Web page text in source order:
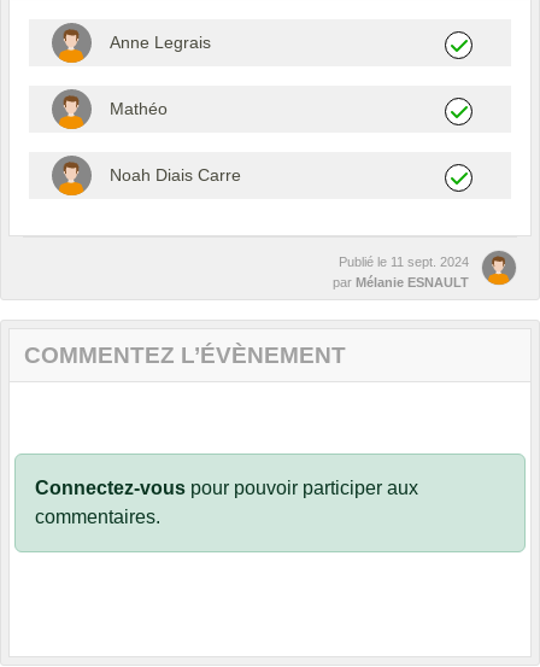
Anne Legrais
Mathéo
Noah Diais Carre
Publié le 11 sept. 2024
par Mélanie ESNAULT
COMMENTEZ L’ÉVÈNEMENT
Connectez-vous pour pouvoir participer aux
commentaires.